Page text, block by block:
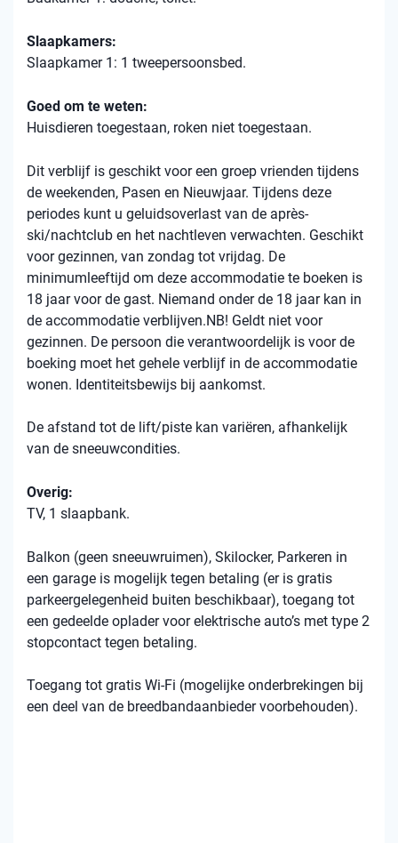
Slaapkamers:
Slaapkamer 1: 1 tweepersoonsbed.
Goed om te weten:
Huisdieren toegestaan, roken niet toegestaan.
Dit verblijf is geschikt voor een groep vrienden tijdens
de weekenden, Pasen en Nieuwjaar. Tijdens deze
periodes kunt u geluidsoverlast van de après-
ski/nachtclub en het nachtleven verwachten. Geschikt
voor gezinnen, van zondag tot vrijdag. De
minimumleeftijd om deze accommodatie te boeken is
18 jaar voor de gast. Niemand onder de 18 jaar kan in
de accommodatie verblijven.NB! Geldt niet voor
gezinnen. De persoon die verantwoordelijk is voor de
boeking moet het gehele verblijf in de accommodatie
wonen. Identiteitsbewijs bij aankomst.
De afstand tot de lift/piste kan variëren, afhankelijk
van de sneeuwcondities.
Overig:
TV, 1 slaapbank.
Balkon (geen sneeuwruimen), Skilocker, Parkeren in
een garage is mogelijk tegen betaling (er is gratis
parkeergelegenheid buiten beschikbaar), toegang tot
een gedeelde oplader voor elektrische auto’s met type 2
stopcontact tegen betaling.
Toegang tot gratis Wi-Fi (mogelijke onderbrekingen bij
een deel van de breedbandaanbieder voorbehouden).